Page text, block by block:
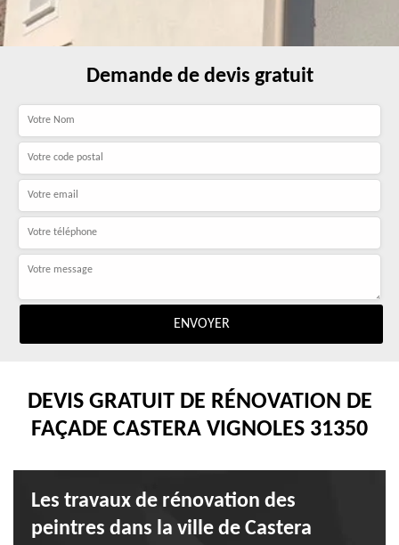
Demande de devis gratuit
DEVIS GRATUIT DE RÉNOVATION DE
FAÇADE CASTERA VIGNOLES 31350
Les travaux de rénovation des
peintres dans la ville de Castera